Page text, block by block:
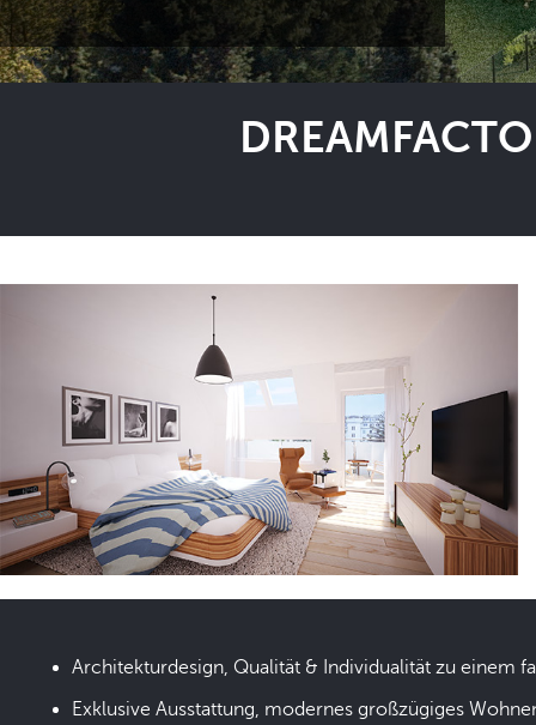
Architekturdesign, Qualität & Individualität zu einem
Exklusive Ausstattung, modernes großzügiges